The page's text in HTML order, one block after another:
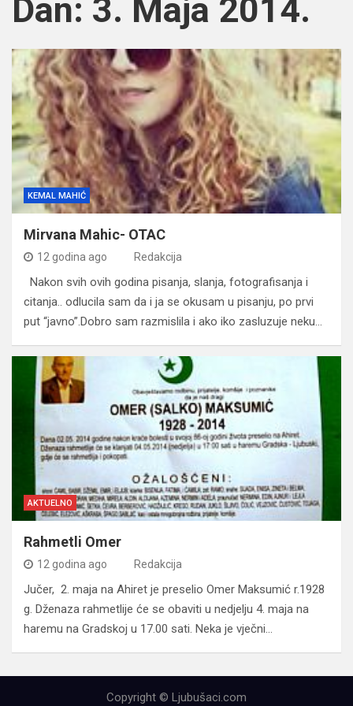
Dan: 3. Maja 2014.
KEMAL MAHIĆ
Mirvana Mahic- OTAC
12 godina ago Redakcija
Nakon svih ovih godina pisanja, slanja, fotografisanja i
citanja.. odlucila sam da i ja se okusam u pisanju, po prvi
put “javno”.Dobro sam razmislila i ako iko zasluzuje neku…
AKTUELNO
Rahmetli Omer
12 godina ago Redakcija
Jučer, 2. maja na Ahiret je preselio Omer Maksumić r.1928
g. Dženaza rahmetlije će se obaviti u nedjelju 4. maja na
haremu na Gradskoj u 17.00 sati. Neka je vječni…
Copyright © Ljubušaci.com